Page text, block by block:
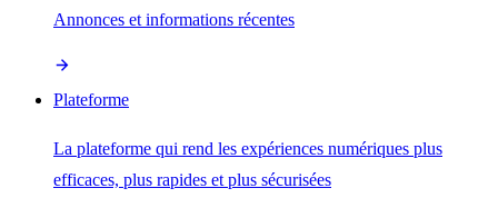
Annonces et informations récentes
Plateforme
La plateforme qui rend les expériences numériques plus
efficaces, plus rapides et plus sécurisées